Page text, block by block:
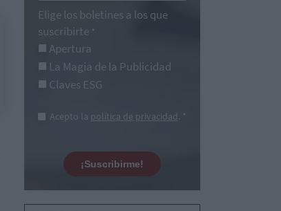
Elige los boletines a los que
suscribirte *
Apertura
La Magia de la Publicidad
Claves ESG
Acepto la política de privacidad. *
¡Suscribirme!